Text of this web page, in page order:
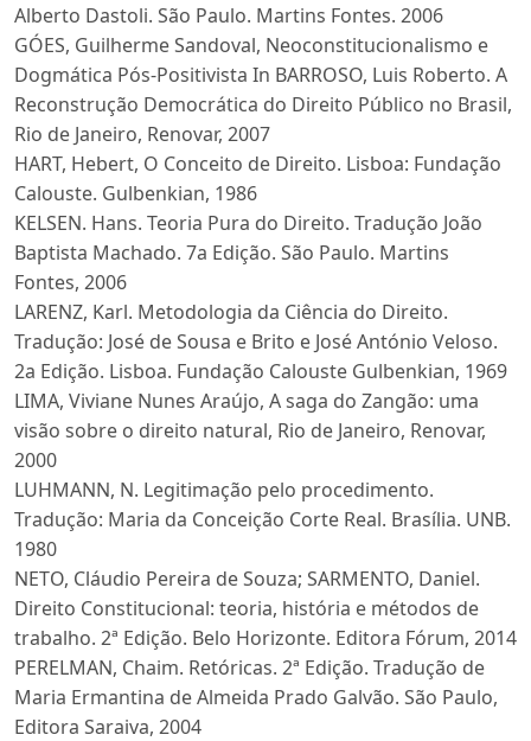
Alberto Dastoli. São Paulo. Martins Fontes. 2006
GÓES, Guilherme Sandoval, Neoconstitucionalismo e
Dogmática Pós-Positivista In BARROSO, Luis Roberto. A
Reconstrução Democrática do Direito Público no Brasil,
Rio de Janeiro, Renovar, 2007
HART, Hebert, O Conceito de Direito. Lisboa: Fundação
Calouste. Gulbenkian, 1986
KELSEN. Hans. Teoria Pura do Direito. Tradução João
Baptista Machado. 7a Edição. São Paulo. Martins
Fontes, 2006
LARENZ, Karl. Metodologia da Ciência do Direito.
Tradução: José de Sousa e Brito e José António Veloso.
2a Edição. Lisboa. Fundação Calouste Gulbenkian, 1969
LIMA, Viviane Nunes Araújo, A saga do Zangão: uma
visão sobre o direito natural, Rio de Janeiro, Renovar,
2000
LUHMANN, N. Legitimação pelo procedimento.
Tradução: Maria da Conceição Corte Real. Brasília. UNB.
1980
NETO, Cláudio Pereira de Souza; SARMENTO, Daniel.
Direito Constitucional: teoria, história e métodos de
trabalho. 2ª Edição. Belo Horizonte. Editora Fórum, 2014
PERELMAN, Chaim. Retóricas. 2ª Edição. Tradução de
Maria Ermantina de Almeida Prado Galvão. São Paulo,
Editora Saraiva, 2004